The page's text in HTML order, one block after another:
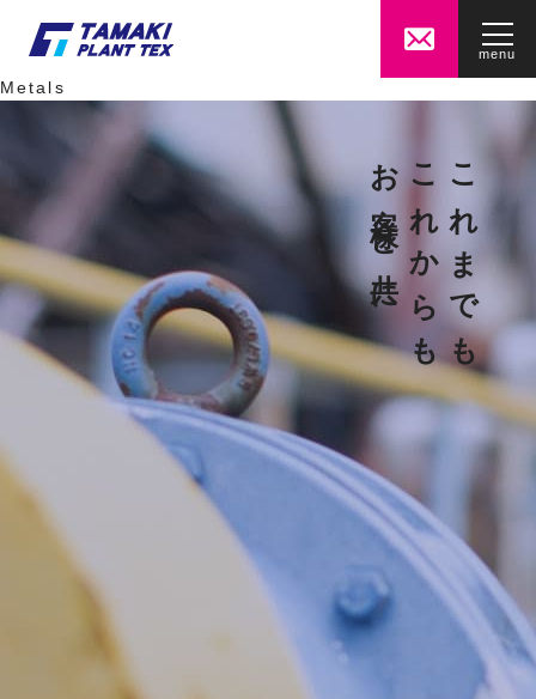
menu
Raw materials
Gas energy
Metals
これまでも
これからも
お客様と共に